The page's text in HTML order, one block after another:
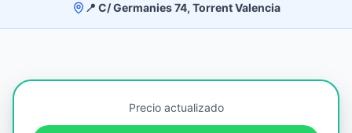
📍 C/ Germanies 74, Torrent Valencia
Precio actualizado